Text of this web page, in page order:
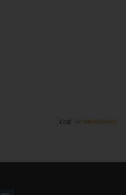
zzgl. Versandkosten